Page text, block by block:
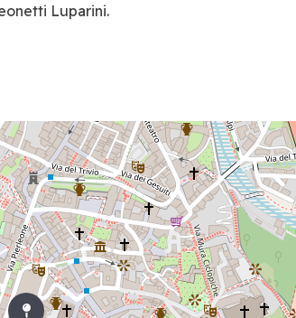
Luparini.